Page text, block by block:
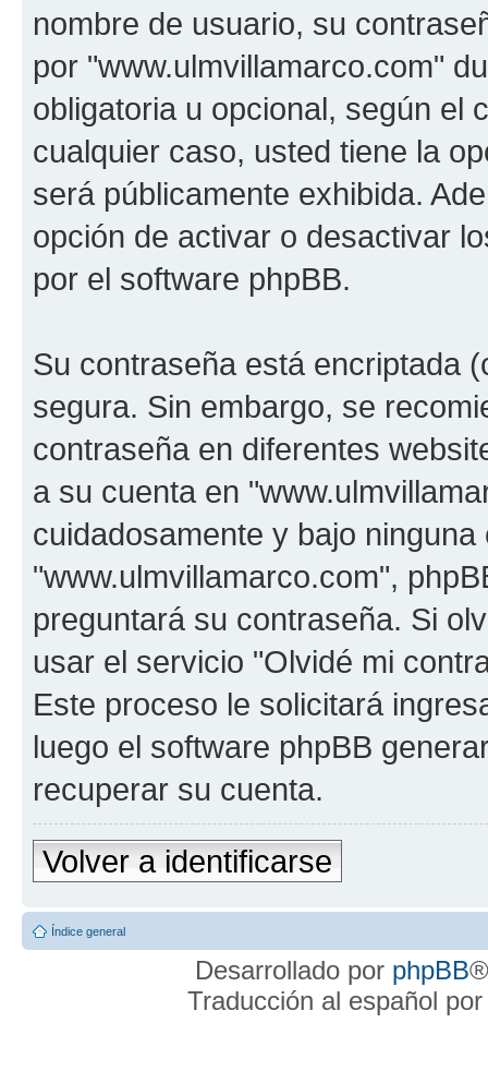
nombre de usuario, su
por "www.ulmvillamarco.com"
obligatoria u opcional, según el
cualquier caso, usted tiene la
será públicamente exhibida.
opción de activar o desactivar
por el software phpBB.
Su contraseña está encriptada
segura. Sin embargo, se
contraseña en diferentes
a su cuenta en
cuidadosamente y bajo
"www.ulmvillamarco.com",
preguntará su contraseña. Si
usar el servicio "Olvidé mi
Este proceso le solicitará
luego el software phpBB
recuperar su cuenta.
Volver a identificarse
Índice general
Desarrollado por phpBB
Traducción al español